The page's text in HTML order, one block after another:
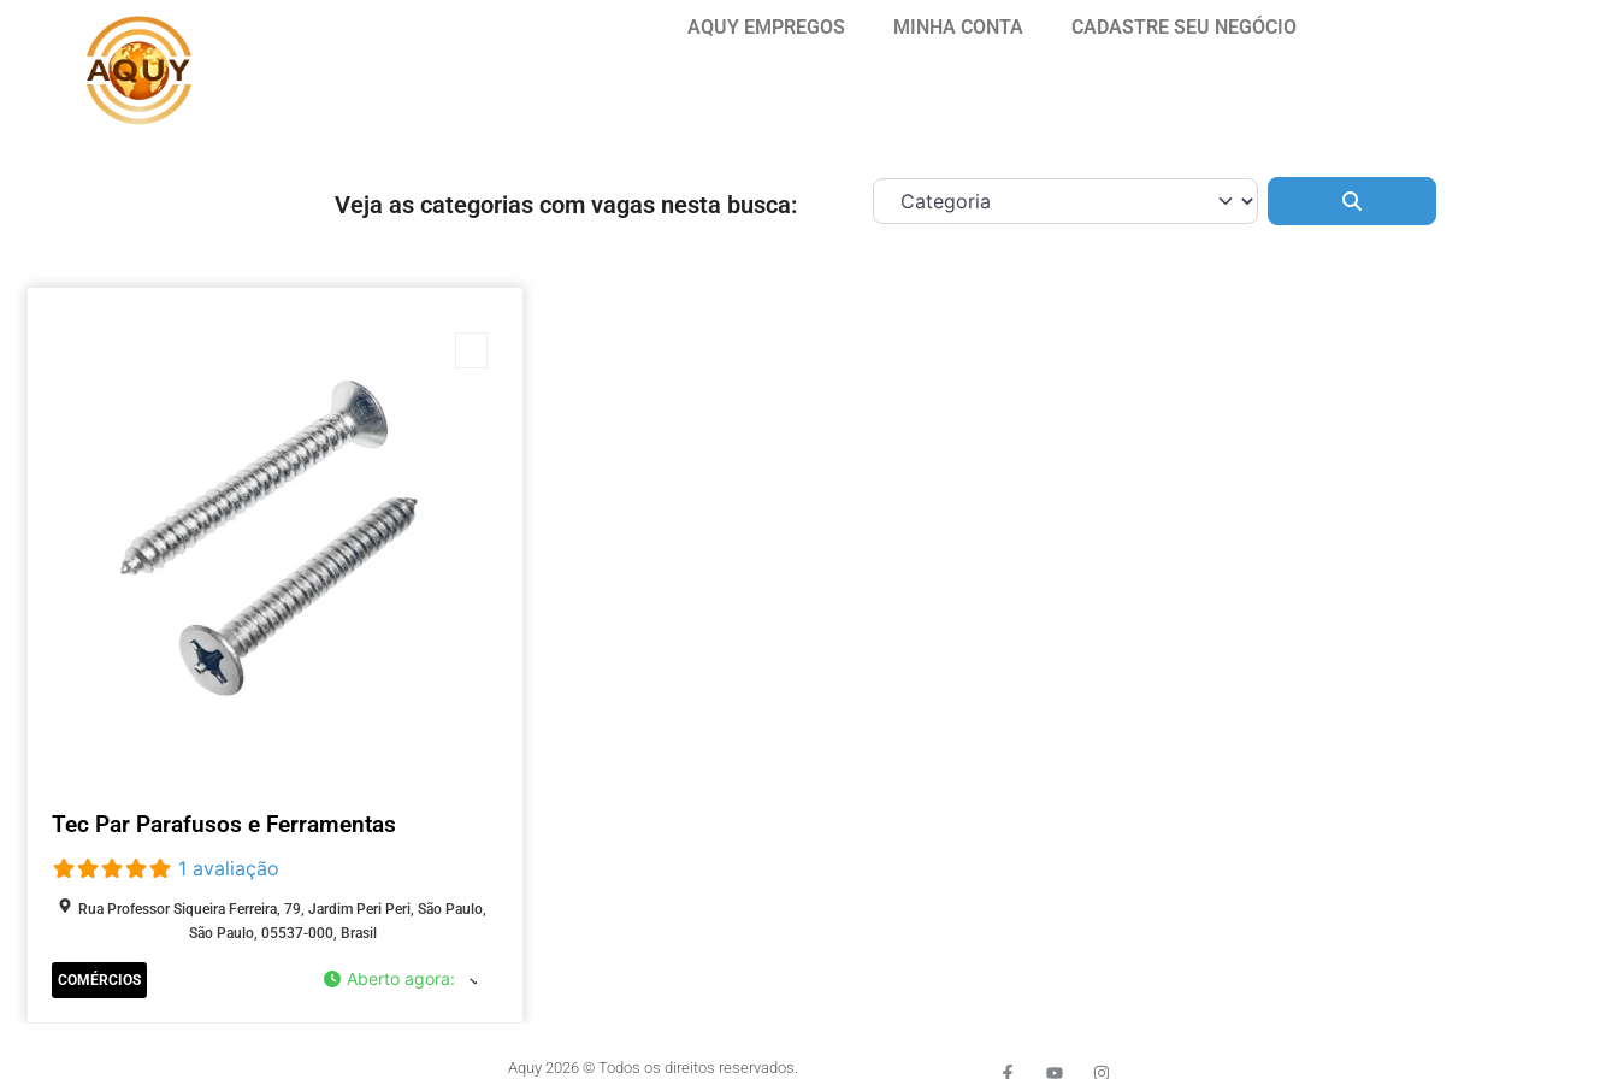
AQUY EMPREGOS MINHA CONTA CADASTRE SEU NEGÓCIO
Veja as categorias com vagas nesta busca:
Tec Par Parafusos e Ferramentas
1 avaliação
Rua Professor Siqueira Ferreira, 79, Jardim Peri Peri, São Paulo,
São Paulo, 05537-000, Brasil
COMÉRCIOS Aberto agora:
Aquy 2026 © Todos os direitos reservados.